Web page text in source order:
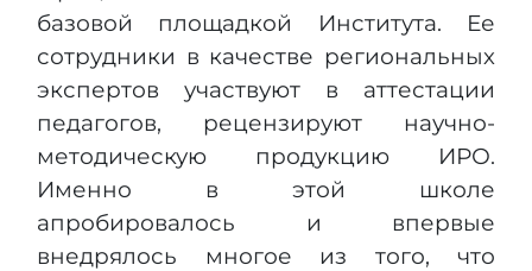
базовой площадкой Института. Ее
сотрудники в качестве региональных
экспертов участвуют в аттестации
педагогов, рецензируют научно-
методическую продукцию ИРО.
Именно в этой школе
апробировалось и впервые
внедрялось многое из того, что